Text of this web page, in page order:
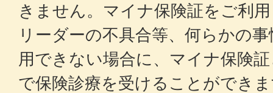
きません。マイナ保険証をご利
リーダーの不具合等、何らかの
用できない場合に、マイナ保険
で保険診療を受けることができ